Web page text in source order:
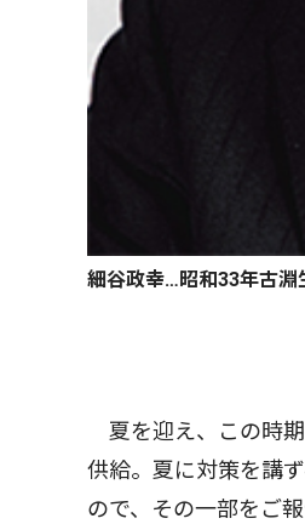
細谷政幸…昭和33年古淵
夏を迎え、この時
供給。夏に対策を講
ので、その一部をご